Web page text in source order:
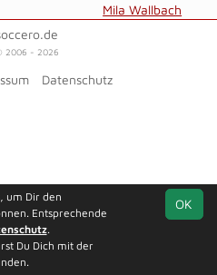
Mila Wallbach
2006 - 2026
Datenschutz
OK
um Dir den
Entsprechende
.
Du Dich mit der